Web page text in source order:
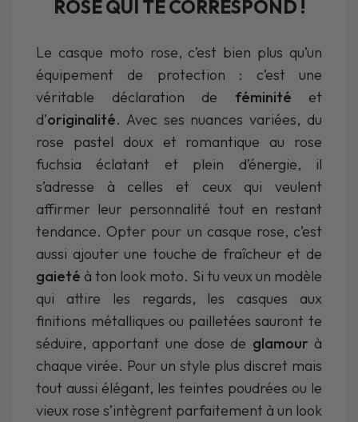
ROSE QUI TE CORRESPOND !
Le casque moto rose, c’est bien plus qu’un
équipement de protection : c’est une
véritable déclaration de féminité et
d’originalité. Avec ses nuances variées, du
rose pastel doux et romantique au rose
fuchsia éclatant et plein d’énergie, il
s’adresse à celles et ceux qui veulent
affirmer leur personnalité tout en restant
tendance. Opter pour un casque rose, c’est
aussi ajouter une touche de fraîcheur et de
gaieté à ton look moto. Si tu veux un modèle
qui attire les regards, les casques aux
finitions métalliques ou pailletées sauront te
séduire, apportant une dose de glamour à
chaque virée. Pour un style plus discret mais
tout aussi élégant, les teintes poudrées ou le
vieux rose s’intègrent parfaitement à un look